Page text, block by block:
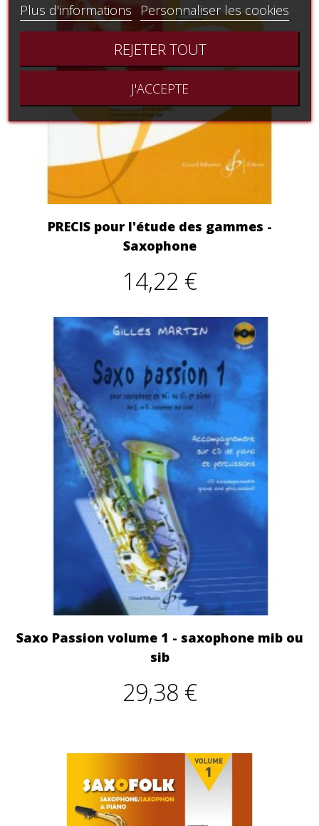
PRECIS pour l'étude des gammes -
Saxophone
14,22 €
Saxo Passion volume 1 - saxophone mib ou
sib
29,38 €
Plus d'informations
Personnaliser les cookies
REJETER TOUT
J'ACCEPTE